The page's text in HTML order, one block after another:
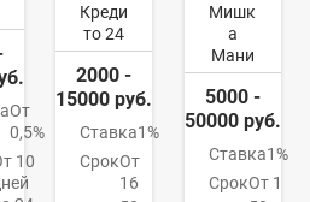
От
0,5%
10
Креди
то 24
2000 -
15000 руб.
Ставка1%
СрокОт
16
Мишк
а
Мани
5000 -
50000 руб.
Ставка1%
СрокОт 1